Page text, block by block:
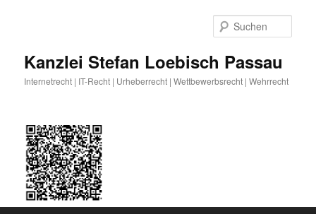
Kanzlei Stefan Loebisch Passau
Internetrecht | IT-Recht | Urheberrecht | Wettbewerbsrecht | Wehrrecht